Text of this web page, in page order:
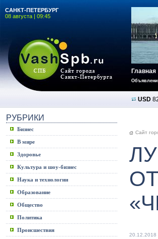
САНКТ-ПЕТЕРБУРГ
08 августа | 09:45
Главная
USD
РУБРИКИ
Бизнес
В мире
Здоровье
Культура и шоу-бизнес
Наука и технологии
Образование
Общество
Политика
Происшествия
Сайт
20.12.2018